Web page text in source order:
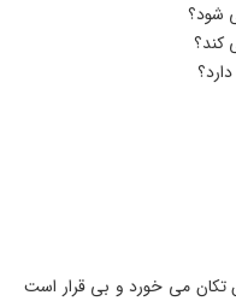
شود؟
کند؟
می خورد و بی قرار است